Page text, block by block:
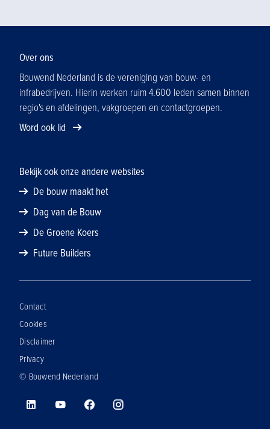
Over ons
Bouwend Nederland is de vereniging van bouw- en
infrabedrijven. Hierin werken ruim 4.600 leden samen binnen
regio's en afdelingen, vakgroepen en contactgroepen.
Word ook lid
Bekijk ook onze andere websites
De bouw maakt het
Dag van de Bouw
De Groene Koers
Future Builders
Contact
Cookies
Disclaimer
Privacy
© Bouwend Nederland